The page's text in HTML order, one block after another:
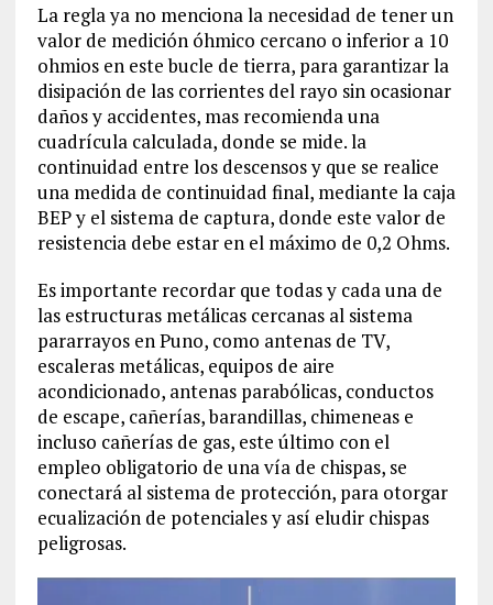
La regla ya no menciona la necesidad de tener un
valor de medición óhmico cercano o inferior a 10
ohmios en este bucle de tierra, para garantizar la
disipación de las corrientes del rayo sin ocasionar
daños y accidentes, mas recomienda una
cuadrícula calculada, donde se mide. la
continuidad entre los descensos y que se realice
una medida de continuidad final, mediante la caja
BEP y el sistema de captura, donde este valor de
resistencia debe estar en el máximo de 0,2 Ohms.
Es importante recordar que todas y cada una de
las estructuras metálicas cercanas al sistema
pararrayos en Puno, como antenas de TV,
escaleras metálicas, equipos de aire
acondicionado, antenas parabólicas, conductos
de escape, cañerías, barandillas, chimeneas e
incluso cañerías de gas, este último con el
empleo obligatorio de una vía de chispas, se
conectará al sistema de protección, para otorgar
ecualización de potenciales y así eludir chispas
peligrosas.